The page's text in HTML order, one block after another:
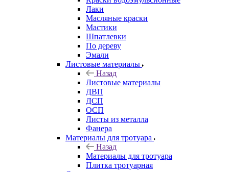
Лаки
Масляные краски
Мастики
Шпатлевки
По дереву
Эмали
Листовые материалы
Назад
Листовые материалы
ДВП
ДСП
ОСП
Листы из металла
Фанера
Материалы для тротуара
Назад
Материалы для тротуара
Плитка тротуарная